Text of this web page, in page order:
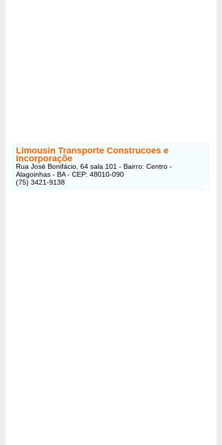
Limousin Transporte Construcoes e
Incorporaçõe
Rua José Bonifácio, 64 sala 101 - Bairro: Centro -
Alagoinhas - BA - CEP: 48010-090
(75) 3421-9138